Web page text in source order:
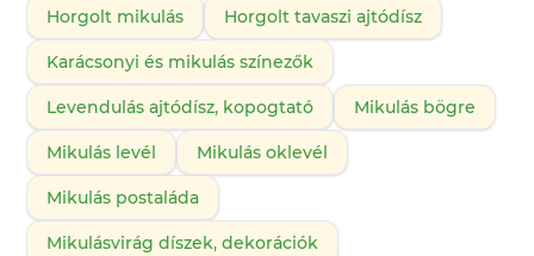
Horgolt mikulás Horgolt tavaszi ajtódísz
Karácsonyi és mikulás színezők
Levendulás ajtódísz, kopogtató Mikulás bögre
Mikulás levél Mikulás oklevél
Mikulás postaláda
Mikulásvirág díszek, dekorációk